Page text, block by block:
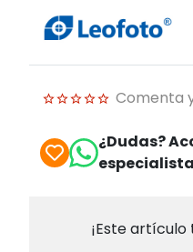
Comenta
¿Dudas?
¡Este